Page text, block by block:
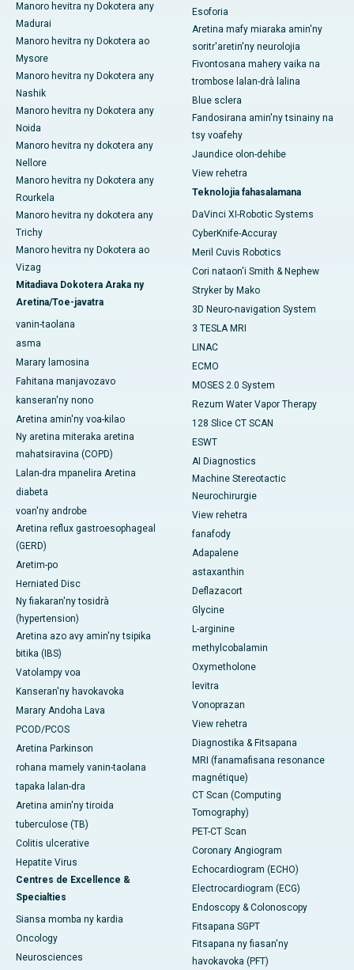
Manoro hevitra ny Dokotera any
Madurai
Manoro hevitra ny Dokotera ao
Mysore
Manoro hevitra ny Dokotera any
Nashik
Manoro hevitra ny Dokotera any
Noida
Manoro hevitra ny dokotera any
Nellore
Manoro hevitra ny Dokotera any
Rourkela
Manoro hevitra ny dokotera any
Trichy
Manoro hevitra ny Dokotera ao
Vizag
Mitadiava Dokotera Araka ny
Aretina/Toe-javatra
vanin-taolana
asma
Marary lamosina
Fahitana manjavozavo
kanseran'ny nono
Aretina amin'ny voa-kilao
Ny aretina miteraka aretina
mahatsiravina (COPD)
Lalan-dra mpanelira Aretina
diabeta
voan'ny androbe
Aretina reflux gastroesophageal
(GERD)
Aretim-po
Herniated Disc
Ny fiakaran'ny tosidrà
(hypertension)
Aretina azo avy amin'ny tsipika
bitika (IBS)
Vatolampy voa
Kanseran'ny havokavoka
Marary Andoha Lava
PCOD/PCOS
Aretina Parkinson
rohana mamely vanin-taolana
tapaka lalan-dra
Aretina amin'ny tiroida
tuberculose (TB)
Colitis ulcerative
Hepatite Virus
Centres de Excellence &
Specialties
Siansa momba ny kardia
Oncology
Neurosciences
Esoforia
Aretina mafy miaraka amin'ny
soritr'aretin'ny neurolojia
Fivontosana mahery vaika na
trombose lalan-drà lalina
Blue sclera
Fandosirana amin'ny tsinainy na
tsy voafehy
Jaundice olon-dehibe
View rehetra
Teknolojia fahasalamana
DaVinci XI-Robotic Systems
CyberKnife-Accuray
Meril Cuvis Robotics
Cori nataon'i Smith & Nephew
Stryker by Mako
3D Neuro-navigation System
3 TESLA MRI
LINAC
ECMO
MOSES 2.0 System
Rezum Water Vapor Therapy
128 Slice CT SCAN
ESWT
AI Diagnostics
Machine Stereotactic
Neurochirurgie
View rehetra
fanafody
Adapalene
astaxanthin
Deflazacort
Glycine
L-arginine
methylcobalamin
Oxymetholone
levitra
Vonoprazan
View rehetra
Diagnostika & Fitsapana
MRI (fanamafisana resonance
magnétique)
CT Scan (Computing
Tomography)
PET-CT Scan
Coronary Angiogram
Echocardiogram (ECHO)
Electrocardiogram (ECG)
Endoscopy & Colonoscopy
Fitsapana SGPT
Fitsapana ny fiasan'ny
havokavoka (PFT)